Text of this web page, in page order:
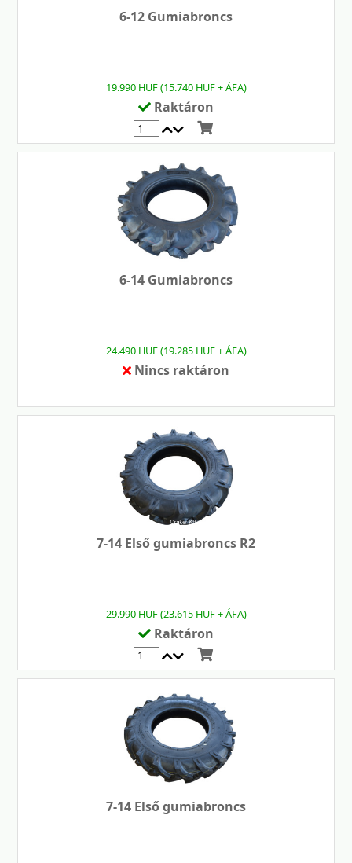
6-12 Gumiabroncs
19.990 HUF (15.740 HUF + ÁFA)
Raktáron
6-14 Gumiabroncs
24.490 HUF (19.285 HUF + ÁFA)
Nincs raktáron
7-14 Első gumiabroncs R2
29.990 HUF (23.615 HUF + ÁFA)
Raktáron
7-14 Első gumiabroncs